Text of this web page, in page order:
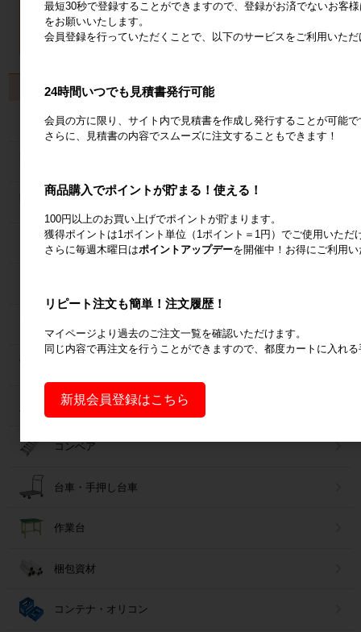
製品から探す
カゴ台車
６輪台車
フォークリフトスロープ
コンベア
台車・手押し台車
作業台
梱包資材
コンテナ・オリコン
最短30秒で登録することができますので、登録がお済でないお客
をお願いいたします。
会員登録を行っていただくことで、以下のサービスをご利用いた
24時間いつでも見積書発行可能
会員の方に限り、サイト内で見積書を作成し発行することが可能で
さらに、見積書の内容でスムーズに注文することもできます！
商品購入でポイントが貯まる！使える！
100円以上のお買い上げでポイントが貯まります。
獲得ポイントは1ポイント単位（1ポイント＝1円）でご使用いただ
さらに毎週木曜日はポイントアップデーを開催中！お得にご利用
リピート注文も簡単！注文履歴！
マイページより過去のご注文一覧を確認いただけます。
同じ内容で再注文を行うことができますので、都度カートに入れ
新規会員登録はこちら